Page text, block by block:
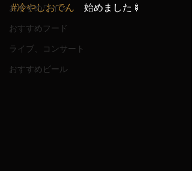
おすすめワイン
おすすめフード
ライブ、コンサート
おすすめビール
#冷やしおでん 始めました🍢